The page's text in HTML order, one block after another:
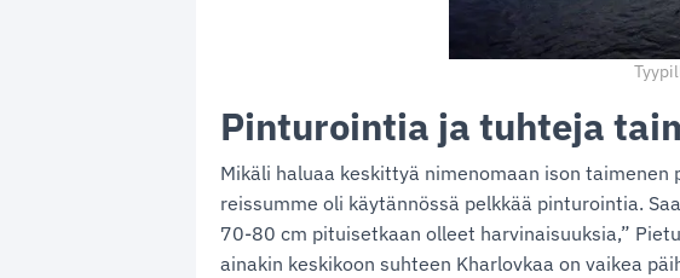
Pinturointia ja tuhteja
Mikäli haluaa keskittyä nimenomaan ison
reissumme oli käytännössä pelkkää pinturointia.
70-80 cm pituisetkaan olleet harvinaisuuksia,”
ainakin keskikoon suhteen Kharlovkaa on vaikea